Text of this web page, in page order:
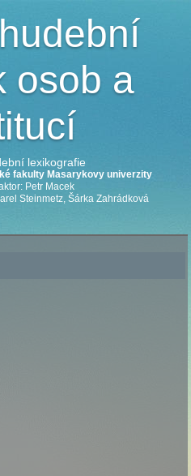
osob a
lexikografie
fakulty Masarykovy univerzity
Petr Macek
Steinmetz, Šárka Zahrádková